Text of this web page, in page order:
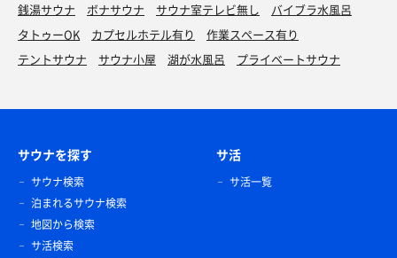
銭湯サウナ
ボナサウナ サウナ室テレビ無し
バイブラ水風呂
タトゥーOK
カプセルホテル有り
作業スペース有り
テントサウナ
サウナ小屋 湖が水風呂 プライベートサウナ
サウナを探す
サウナ検索
泊まれるサウナ検索
地図から検索
サ活検索
サ活
サ活一覧